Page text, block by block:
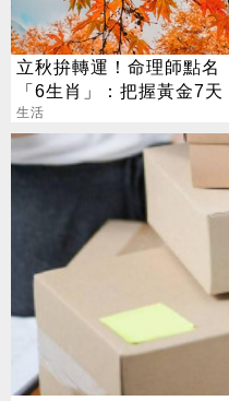
立秋拚轉運！命理師點名
「6生肖」：把握黃金7天
生活